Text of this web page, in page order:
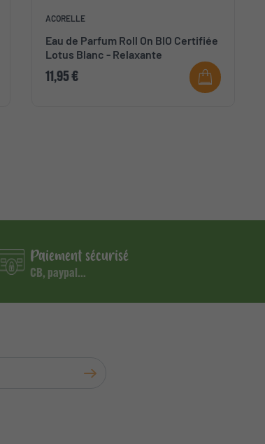
ACORELLE
Eau de Parfum Roll On BIO Certifiée
Lotus Blanc - Relaxante
11,95 €
Paiement sécurisé
CB, paypal...